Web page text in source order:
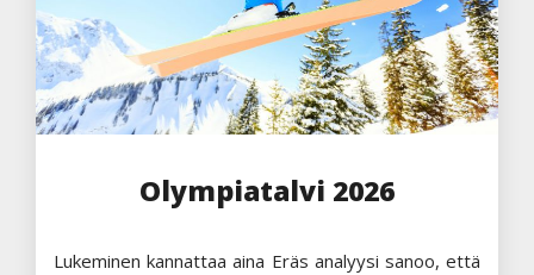
Olympiatalvi 2026
Lukeminen kannattaa aina Eräs analyysi sanoo, että